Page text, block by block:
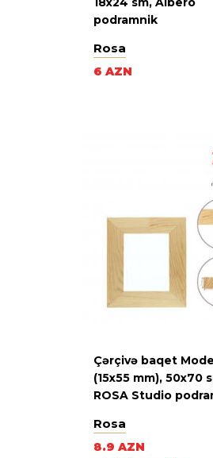
podramnik
Rosa
6 AZN
Çərçivə baqet
(15x55 mm), 50х70
ROSA Studio
Rosa
8.9 AZN